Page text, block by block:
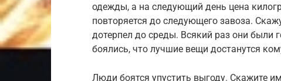
одежды, а на следующий день цена
повторяется до следующего завоза.
дотерпел до среды. Всякий раз они были
боялись, что лучшие вещи достанутся
Люди боятся упустить выгоду. Скажите